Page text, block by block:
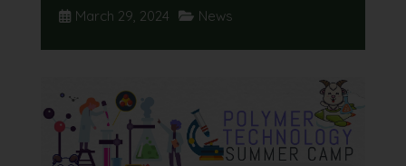
March 29, 2024 News